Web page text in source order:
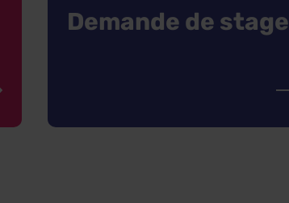
Demande de stage